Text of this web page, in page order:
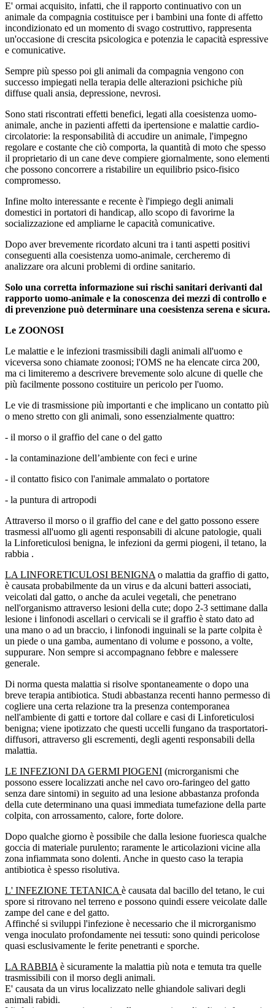
E' ormai acquisito, infatti, che il rapporto continuativo con un
animale da compagnia costituisce per i bambini una fonte di affetto
incondizionato ed un momento di svago costruttivo, rappresenta
un'occasione di crescita psicologica e potenzia le capacità espressive
e comunicative.
Sempre più spesso poi gli animali da compagnia vengono con
successo impiegati nella terapia delle alterazioni psichiche più
diffuse quali ansia, depressione, nevrosi.
Sono stati riscontrati effetti benefici, legati alla coesistenza uomo-
animale, anche in pazienti affetti da ipertensione e malattie cardio-
circolatorie: la responsabilità di accudire un animale, l'impegno
regolare e costante che ciò comporta, la quantità di moto che spesso
il proprietario di un cane deve compiere giornalmente, sono elementi
che possono concorrere a ristabilire un equilibrio psico-fisico
compromesso.
Infine molto interessante e recente è l'impiego degli animali
domestici in portatori di handicap, allo scopo di favorirne la
socializzazione ed ampliarne le capacità comunicative.
Dopo aver brevemente ricordato alcuni tra i tanti aspetti positivi
conseguenti alla coesistenza uomo-animale, cercheremo di
analizzare ora alcuni problemi di ordine sanitario.
Solo una corretta informazione sui rischi sanitari derivanti dal
rapporto uomo-animale e la conoscenza dei mezzi di controllo e
di prevenzione può determinare una coesistenza serena e sicura.
Le ZOONOSI
Le malattie e le infezioni trasmissibili dagli animali all'uomo e
viceversa sono chiamate zoonosi; l'OMS ne ha elencate circa 200,
ma ci limiteremo a descrivere brevemente solo alcune di quelle che
più facilmente possono costituire un pericolo per l'uomo.
Le vie di trasmissione più importanti e che implicano un contatto più
o meno stretto con gli animali, sono essenzialmente quattro:
- il morso o il graffio del cane o del gatto
- la contaminazione dell’ambiente con feci e urine
- il contatto fisico con l'animale ammalato o portatore
- la puntura di artropodi
Attraverso il morso o il graffio del cane e del gatto possono essere
trasmessi all'uomo gli agenti responsabili di alcune patologie, quali
la Linforeticulosi benigna, le infezioni da germi piogeni, il tetano, la
rabbia .
LA LINFORETICULOSI BENIGNA o malattia da graffio di gatto,
è causata probabilmente da un virus e da alcuni batteri associati,
veicolati dal gatto, o anche da aculei vegetali, che penetrano
nell'organismo attraverso lesioni della cute; dopo 2-3 settimane dalla
lesione i linfonodi ascellari o cervicali se il graffio è stato dato ad
una mano o ad un braccio, i linfonodi inguinali se la parte colpita è
un piede o una gamba, aumentano di volume e possono, a volte,
suppurare. Non sempre si accompagnano febbre e malessere
generale.
Di norma questa malattia si risolve spontaneamente o dopo una
breve terapia antibiotica. Studi abbastanza recenti hanno permesso di
cogliere una certa relazione tra la presenza contemporanea
nell'ambiente di gatti e tortore dal collare e casi di Linforeticulosi
benigna; viene ipotizzato che questi uccelli fungano da trasportatori-
diffusori, attraverso gli escrementi, degli agenti responsabili della
malattia.
LE INFEZIONI DA GERMI PIOGENI (microrganismi che
possono essere localizzati anche nel cavo oro-faringeo del gatto
senza dare sintomi) in seguito ad una lesione abbastanza profonda
della cute determinano una quasi immediata tumefazione della parte
colpita, con arrossamento, calore, forte dolore.
Dopo qualche giorno è possibile che dalla lesione fuoriesca qualche
goccia di materiale purulento; raramente le articolazioni vicine alla
zona infiammata sono dolenti. Anche in questo caso la terapia
antibiotica è spesso risolutiva.
L' INFEZIONE TETANICA è causata dal bacillo del tetano, le cui
spore si ritrovano nel terreno e possono quindi essere veicolate dalle
zampe del cane e del gatto.
Affinché si sviluppi l'infezione è necessario che il microrganismo
venga inoculato profondamente nei tessuti: sono quindi pericolose
quasi esclusivamente le ferite penetranti e sporche.
LA RABBIA è sicuramente la malattia più nota e temuta tra quelle
trasmissibili con il morso degli animali.
E' causata da un virus localizzato nelle ghiandole salivari degli
animali rabidi.